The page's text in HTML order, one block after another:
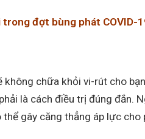
đợt bùng phát COVID-
chữa khỏi vi-rút cho
là cách điều trị đúng đắn.
gây căng thẳng áp lực cho